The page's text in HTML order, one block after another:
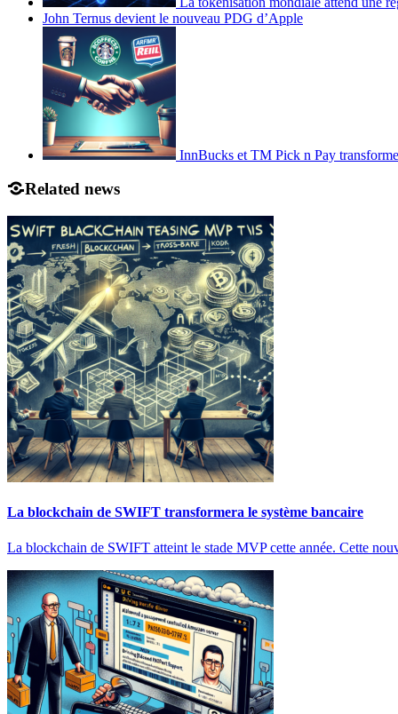
John Ternus devient le nouveau PDG d’Apple
InnBucks et TM Pick n Pay
Related news
La blockchain de SWIFT transformera le système bancaire
La blockchain de SWIFT atteint le stade MVP cette année. Cette